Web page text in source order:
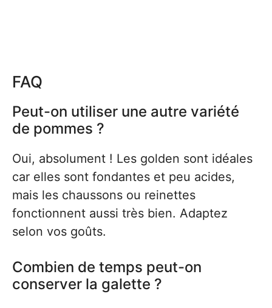
FAQ
Peut-on utiliser une autre variété
de pommes ?
Oui, absolument ! Les golden sont idéales
car elles sont fondantes et peu acides,
mais les chaussons ou reinettes
fonctionnent aussi très bien. Adaptez
selon vos goûts.
Combien de temps peut-on
conserver la galette ?